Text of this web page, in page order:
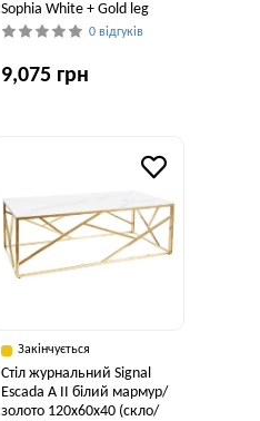
Sophia White + Gold leg
0 відгуків
9,075 грн
Закінчується
Стіл журнальний Signal
Escada A II білий мармур/
золото 120х60х40 (скло/